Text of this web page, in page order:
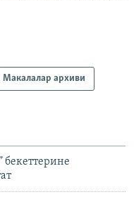
Макалалар архиви
бекеттерине